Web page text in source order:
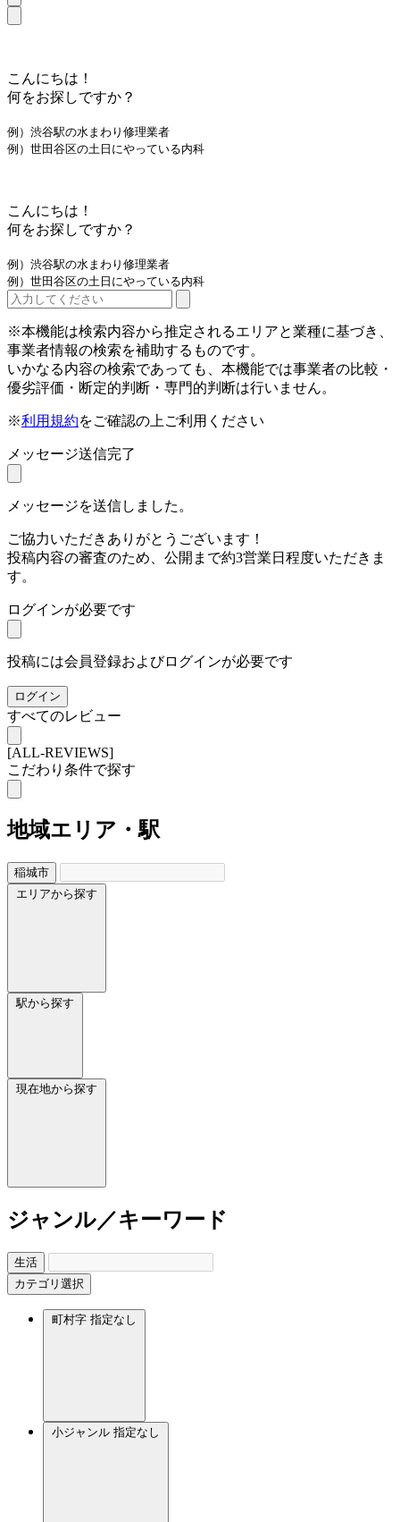
こんにちは！
何をお探しですか？
例）渋谷駅の水まわり修理業者
例）世田谷区の土日にやっている内科
こんにちは！
何をお探しですか？
例）渋谷駅の水まわり修理業者
例）世田谷区の土日にやっている内科
※本機能は検索内容から推定されるエリアと業種に基づき、
事業者情報の検索を補助するものです。
いかなる内容の検索であっても、本機能では事業者の比較・
優劣評価・断定的判断・専門的判断は行いません。
※利用規約をご確認の上ご利用ください
メッセージ送信完了
メッセージを送信しました。
ご協力いただきありがとうございます！
投稿内容の審査のため、公開まで約3営業日程度いただきま
す。
ログインが必要です
投稿には会員登録およびログインが必要です
ログイン
すべてのレビュー
[ALL-REVIEWS]
こだわり条件で探す
地域エリア・駅
稲城市
エリアから探す
駅から探す
現在地から探す
ジャンル／キーワード
生活
カテゴリ選択
町村字 指定なし
小ジャンル 指定なし